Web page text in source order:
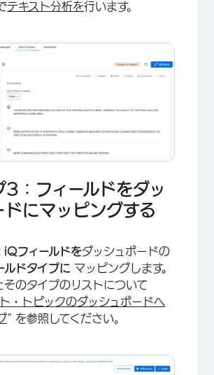
×
テキスト分析を行います。
3：フィールドをダッ
ドにマッピングする
フィールドをダッシュボードの
ルドタイプに マッピングします。
そのタイプのリストについて
・トピックのダッシュボードへ
” を参照してください。